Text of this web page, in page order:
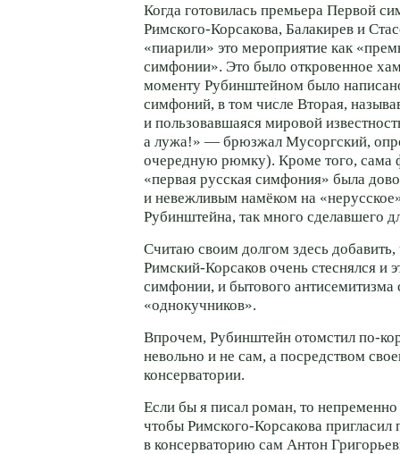
Когда готовилась премьера Первой
Римского-Корсакова, Балакирев и
«пиарили» это мероприятие как
симфонии». Это было откровенное
моменту Рубинштейном было
симфоний, в том числе Вторая,
и пользовавшаяся мировой
а лужа!» — брюзжал Мусоргский,
очередную рюмку). Кроме того, сама
«первая русская симфония» была
и невежливым намёком на
Рубинштейна, так много сделавшего
Считаю своим долгом здесь добавить,
Римский-Корсаков очень стеснялся и
симфонии, и бытового антисемитизма
«однокучников».
Впрочем, Рубинштейн отомстил по-
невольно и не сам, а посредством
консерватории.
Если бы я писал роман, то непременно
чтобы Римского-Корсакова пригласил
в консерваторию сам Антон